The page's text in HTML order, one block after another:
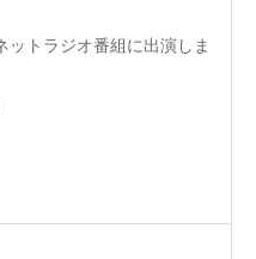
ットラジオ番組に出演しま